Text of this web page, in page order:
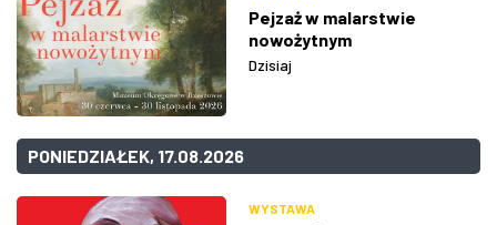
Pejzaż w malarstwie
nowożytnym
Dzisiaj
PONIEDZIAŁEK, 17.08.2026
WYSTAWA